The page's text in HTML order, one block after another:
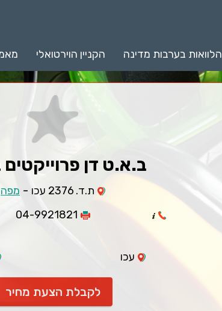
הלוואות בערבות מדינה הקניין הוירטואלי
ב.א.ט דן
ת.ד. 2376 עכו - מפה
04-9921821
עכו
לקבלת הצעת מחיר